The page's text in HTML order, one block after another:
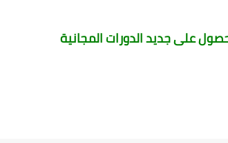
على جديد الدورات المجانية